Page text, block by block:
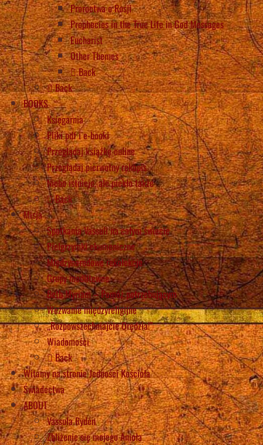
Proroctwa o Rosji
Prophecies in the True Life in God Messages
Eucharist
Other Themes
Back
Back
BOOKS
Księgarnia
Pliki pdf i e-booki
Przeglądaj książkę online
Przeglądaj pierwotny rękopis
Niebo istnieje, ale piekło także
Back
Misja
Spotkania Vassuli na całym świecie
Pielgrzymki ekumeniczne
Międzynarodowe rekolekcje
Grupy modlitewne
Beth Myriam – Pomóż potrzebującym
Wezwanie międzyreligijne
„Rozpowszechniajcie Orędzia!”
Wiadomości
Back
Witamy na stronie Jedności Kościoła
Świadectwa
ABOUT
Vassula Rydén
Zbliżenie się mojego Anioła